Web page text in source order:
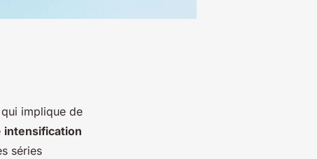
qui implique de
intensification
séries